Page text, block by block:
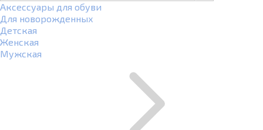
Аксессуары для обуви
Для новорожденных
Детская
Женская
Мужская